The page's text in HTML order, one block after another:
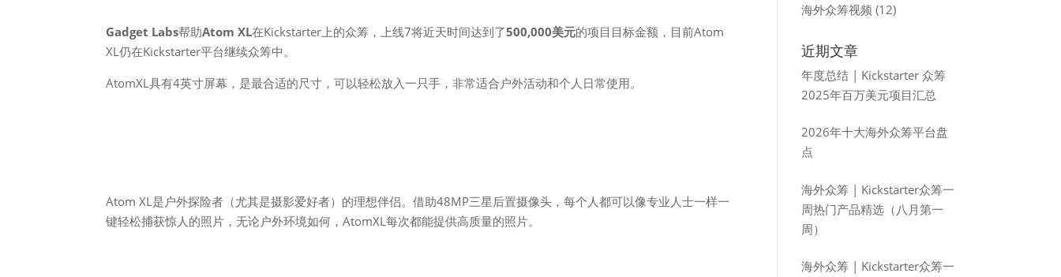
Gadget Labs帮助Atom XL在Kickstarter上的众筹，上线7将近天时间达到了500,000美元的项目目标金额，目前Atom
XL仍在Kickstarter平台继续众筹中。
AtomXL具有4英寸屏幕，是最合适的尺寸，可以轻松放入一只手，非常适合户外活动和个人日常使用。
Atom XL是户外探险者（尤其是摄影爱好者）的理想伴侣。借助48MP三星后置摄像头，每个人都可以像专业人士一样一
键轻松捕获惊人的照片，无论户外环境如何，AtomXL每次都能提供高质量的照片。
海外众筹视频 (12)
近期文章
年度总结 | Kickstarter 众筹
2025年百万美元项目汇总
2026年十大海外众筹平台盘
点
海外众筹 | Kickstarter众筹一
周热门产品精选（八月第一
周）
海外众筹 | Kickstarter众筹一